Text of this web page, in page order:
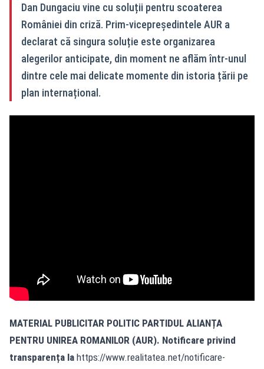
Dan Dungaciu vine cu soluții pentru scoaterea
României din criză. Prim-vicepreședintele AUR a
declarat că singura soluție este organizarea
alegerilor anticipate, din moment ne aflăm într-unul
dintre cele mai delicate momente din istoria țării pe
plan internațional.
MATERIAL PUBLICITAR POLITIC PARTIDUL ALIANȚA
PENTRU UNIREA ROMANILOR (AUR). Notificare privind
transparența la https://www.realitatea.net/notificare-